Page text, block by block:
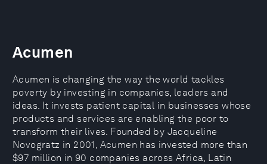
Acumen
Acumen is changing the way the world tackles
poverty by investing in companies, leaders and
ideas. It invests patient capital in businesses whose
products and services are enabling the poor to
transform their lives. Founded by Jacqueline
Novogratz in 2001, Acumen has invested more than
$97 million in 90 companies across Africa, Latin